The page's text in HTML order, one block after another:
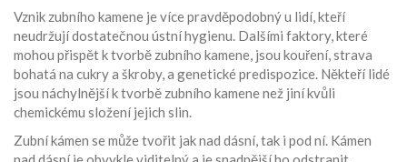
Vznik zubního kamene je více pravděpodobný u lidí, kteří
neudržují dostatečnou ústní hygienu. Dalšími faktory, které
mohou přispět k tvorbě zubního kamene, jsou kouření, strava
bohatá na cukry a škroby, a genetické predispozice. Někteří lidé
jsou náchylnější k tvorbě zubního kamene než jiní kvůli
chemickému složení jejich slin.
Zubní kámen se může tvořit jak nad dásní, tak i pod ní. Kámen